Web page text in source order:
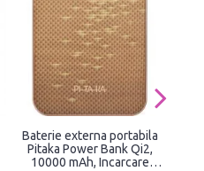
Baterie externa portabila
Pitaka Power Bank Qi2,
10000 mAh, Incarcare